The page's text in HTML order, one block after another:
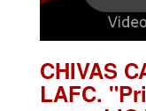
CHIVAS
LAFC.